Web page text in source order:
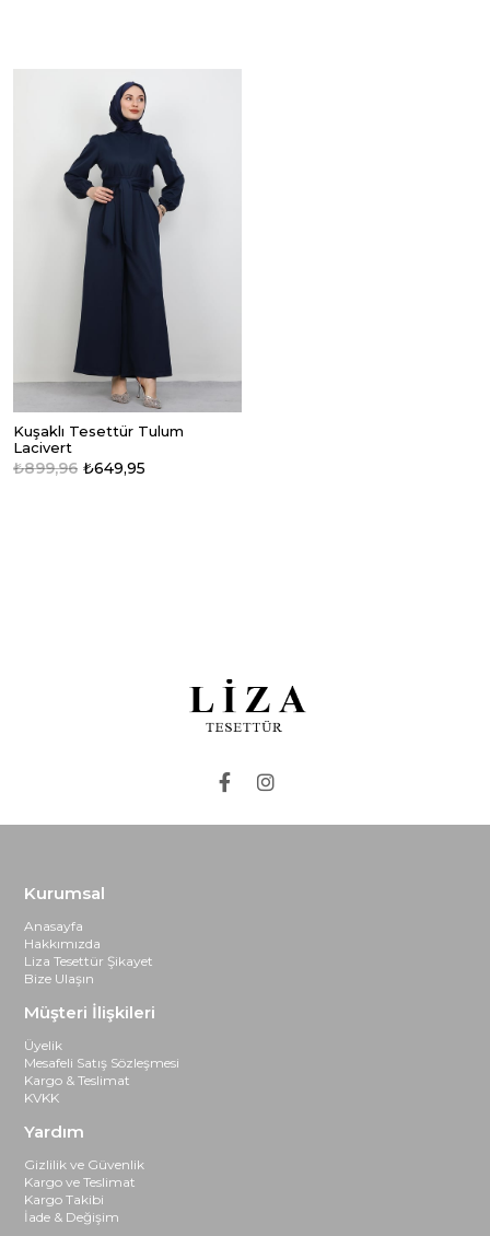
Kuşaklı Tesettür Tulum
Lacivert
₺649,95
₺899,96
Kurumsal
Anasayfa
Hakkımızda
Liza Tesettür Şikayet
Bize Ulaşın
Müşteri İlişkileri
Üyelik
Mesafeli Satış Sözleşmesi
Kargo & Teslimat
KVKK
Yardım
Gizlilik ve Güvenlik
Kargo ve Teslimat
Kargo Takibi
İade & Değişim